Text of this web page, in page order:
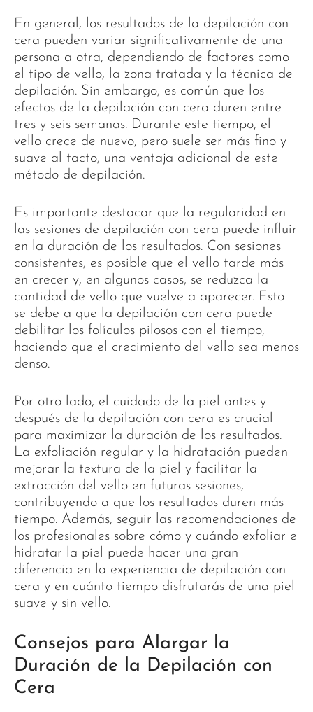
En general, los resultados de la depilación con
cera pueden variar significativamente de una
persona a otra, dependiendo de factores como
el tipo de vello, la zona tratada y la técnica de
depilación. Sin embargo, es común que los
efectos de la depilación con cera duren entre
tres y seis semanas. Durante este tiempo, el
vello crece de nuevo, pero suele ser más fino y
suave al tacto, una ventaja adicional de este
método de depilación.
Es importante destacar que la regularidad en
las sesiones de depilación con cera puede influir
en la duración de los resultados. Con sesiones
consistentes, es posible que el vello tarde más
en crecer y, en algunos casos, se reduzca la
cantidad de vello que vuelve a aparecer. Esto
se debe a que la depilación con cera puede
debilitar los folículos pilosos con el tiempo,
haciendo que el crecimiento del vello sea menos
denso.
Por otro lado, el cuidado de la piel antes y
después de la depilación con cera es crucial
para maximizar la duración de los resultados.
La exfoliación regular y la hidratación pueden
mejorar la textura de la piel y facilitar la
extracción del vello en futuras sesiones,
contribuyendo a que los resultados duren más
tiempo. Además, seguir las recomendaciones de
los profesionales sobre cómo y cuándo exfoliar e
hidratar la piel puede hacer una gran
diferencia en la experiencia de depilación con
cera y en cuánto tiempo disfrutarás de una piel
suave y sin vello.
Consejos para Alargar la
Duración de la Depilación con
Cera